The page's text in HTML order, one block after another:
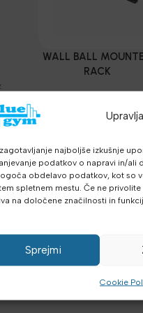
najboljše izkušnje
podatkov o napravi in/ali
obdelavo podatkov, kot so
spletnem mestu. Če ne
na določene značilnosti in
Sprejmi
Cookie
WALL BALL
RACK
Medicinke, Žoge,
Smitt, Kletke, Nosileci
Najnovejša oprema
DODAJ V KOŠARICO